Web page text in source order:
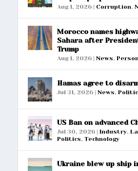
Aug 1, 2026 | Corruption,
Morocco names
Sahara after
Trump
Aug 1, 2026 |News,
Hamas agree to
Jul 31, 2026 |News,
US Ban on advanced
Jul 30, 2026 |Industry,
Politics,Technology
Ukraine blew up ship